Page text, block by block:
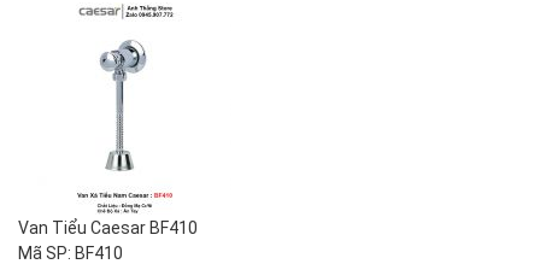
Van Tiểu Caesar BF410
Mã SP: BF410